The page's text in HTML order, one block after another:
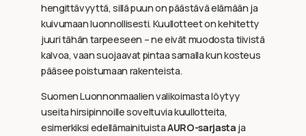
hengittävyyttä, sillä puun on päästävä elämään ja
kuivumaan luonnollisesti. Kuullotteet on kehitetty
juuri tähän tarpeeseen – ne eivät muodosta tiivistä
kalvoa, vaan suojaavat pintaa samalla kun kosteus
pääsee poistumaan rakenteista.
Suomen Luonnonmaalien valikoimasta löytyy
useita hirsipinnoille soveltuvia kuullotteita,
esimerkiksi edellämainituistaAURO-sarjasta ja